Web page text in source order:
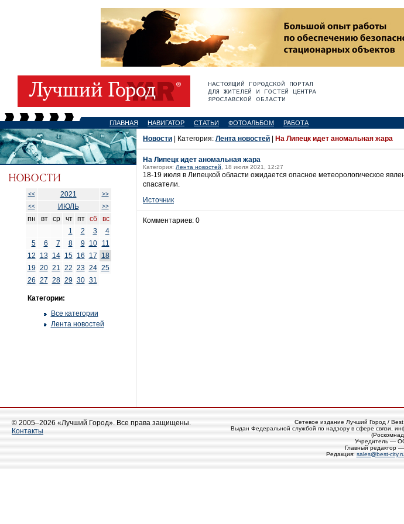
ГЛАВНАЯ НАВИГАТОР СТАТЬИ ФОТОАЛЬБОМ РАБОТА
<< 2021
>>
<<
ИЮЛЬ >>
пн вт ср чт пт сб
вс
1
2 3
4
5
6 7 8 9 10
11
12
13 14 15 16 17
18
19 20 21 22 23 24 25
26 27 28 29 30 31
Категории:
Все категории
Лента новостей
Новости | Категория: Лента новостей На Липецк идет аномальная жара
На Липецк идет аномальная жара
Категория: Лента новостей , 18 июля 2021, 12:27
18-19 июля в Липецкой области ожидается опасное метеорологическое
спасатели.
Источник
Комментариев: 0
© 2005–2026 «Лучший Город». Все права защищены.
Контакты
Сетевое издание Лучший Город / Best
Выдан Федеральной службой по надзору в сфере связи,
Учредитель —
Главный редактор
Редакция: sales@best-city.ru